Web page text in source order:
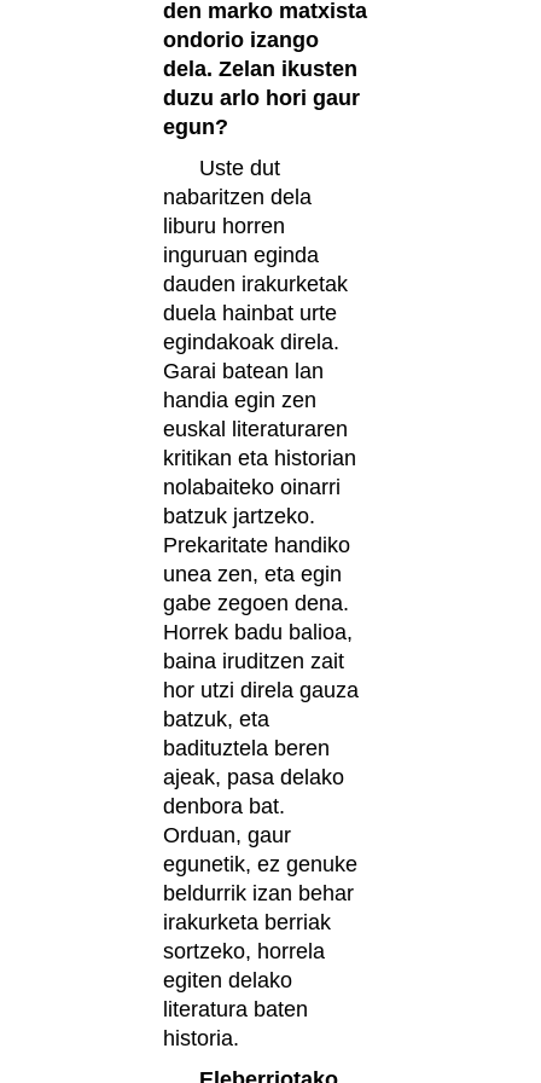
den marko matxista
ondorio izango
dela. Zelan ikusten
duzu arlo hori gaur
egun?
Uste dut
nabaritzen dela
liburu horren
inguruan eginda
dauden irakurketak
duela hainbat urte
egindakoak direla.
Garai batean lan
handia egin zen
euskal literaturaren
kritikan eta historian
nolabaiteko oinarri
batzuk jartzeko.
Prekaritate handiko
unea zen, eta egin
gabe zegoen dena.
Horrek badu balioa,
baina iruditzen zait
hor utzi direla gauza
batzuk, eta
badituztela beren
ajeak, pasa delako
denbora bat.
Orduan, gaur
egunetik, ez genuke
beldurrik izan behar
irakurketa berriak
sortzeko, horrela
egiten delako
literatura baten
historia.